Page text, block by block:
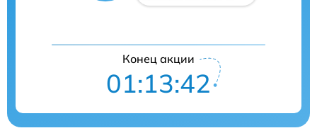
Конец акции
01:13:41